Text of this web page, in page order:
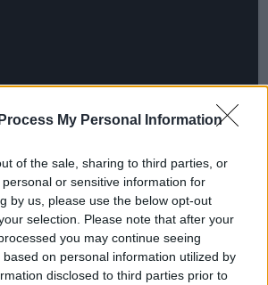
My Personal Information
of the sale, sharing to third parties, or
or sensitive information for
by us, please use the below opt-out
selection. Please note that after your
you may continue seeing
on personal information utilized by
disclosed to third parties prior to